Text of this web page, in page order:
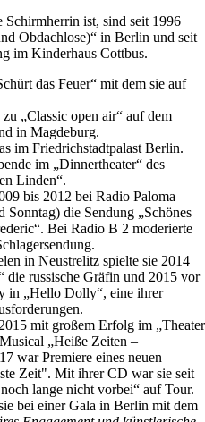
Schirmherrin ist, sind seit 1996
Obdachlose)“ in Berlin und seit
im Kinderhaus Cottbus.
das Feuer“ mit dem sie auf
„Classic open air“ auf dem
in Magdeburg.
im Friedrichstadtpalast Berlin.
im „Dinnertheater“ des
Linden“.
bis 2012 bei Radio Paloma
die Sendung „Schönes
Bei Radio B 2 moderierte
in Neustrelitz spielte sie 2014
die russische Gräfin und 2015 vor
in „Hello Dolly“, eine ihrer
mit großem Erfolg im „Theater
„Heiße Zeiten –
war Premiere eines neuen
Zeit". Mit ihrer CD war sie seit
lange nicht vorbei“ auf Tour.
bei einer Gala in Berlin mit dem